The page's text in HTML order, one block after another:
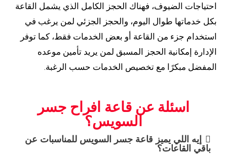
احتياجات الضيوف، فهناك الحجز الكامل الذي يشمل القاعة
بكل خدماتها طوال اليوم، والحجز الجزئي لمن يرغب في
استخدام جزء من القاعة أو بعض الخدمات فقط، كما توفر
الإدارة إمكانية الحجز المسبق لمن يريد تأمين موعده
المفضل مبكرًا مع تخصيص الخدمات حسب الرغبة.
اسئلة عن قاعة افراح جسر
السويس؟
إيه اللي يميز قاعة جسر السويس للمناسبات عن
باقي القاعات؟